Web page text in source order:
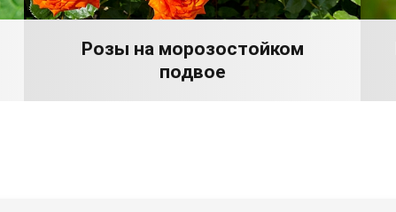
Розы на морозостойком
подвое